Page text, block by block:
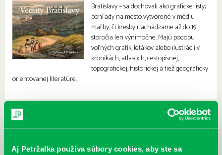
Aj Petržalka používa súbory cookies, aby ste sa
Bratislavy – sa dochovali ako grafické listy;
pohľady na mesto vytvorené v médiu
maľby, či kresby nachádzame až do 19.
storočia len výnimočne. Majú podobu
voľných grafík, letákov alebo ilustrácií v
kronikách, atlasoch, cestopisnej,
topografickej, historickej a tiež geograficky
orientovanej literatúre.